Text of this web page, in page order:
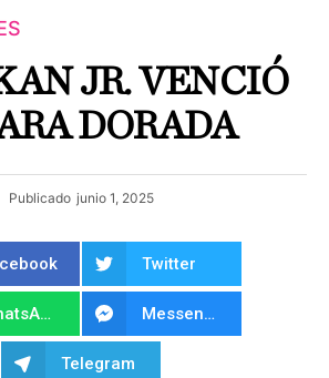
JR. VENCIÓ
DORADA
Publicado junio 1, 2025
Twitter
WhatsApp Messenger
Telegram